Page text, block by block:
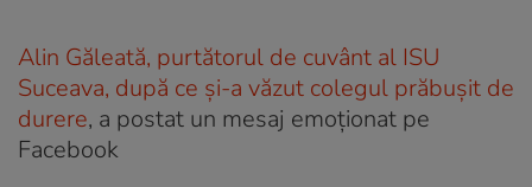
Alin Găleată, purtătorul de cuvânt al ISU
Suceava, după ce și-a văzut colegul prăbușit de
durere, a postat un mesaj emoționat pe
Facebook